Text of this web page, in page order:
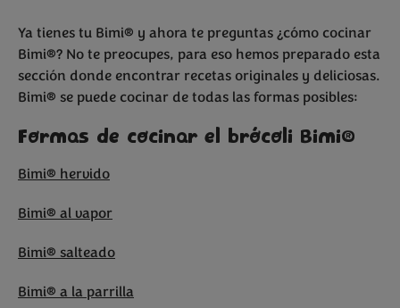
Ya tienes tu Bimi® y ahora te preguntas ¿cómo cocinar
Bimi®? No te preocupes, para eso hemos preparado esta
sección donde encontrar recetas originales y deliciosas.
Bimi® se puede cocinar de todas las formas posibles:
Formas de cocinar el brócoli Bimi®
Bimi® hervido
Bimi® al vapor
Bimi® salteado
Bimi® a la parrilla